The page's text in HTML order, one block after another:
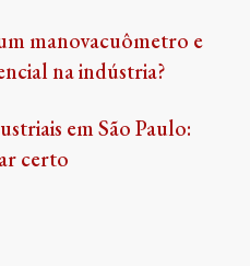
manovacuômetro e
na indústria?
em São Paulo:
certo